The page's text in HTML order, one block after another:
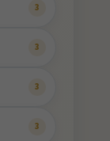
3
3
3
3